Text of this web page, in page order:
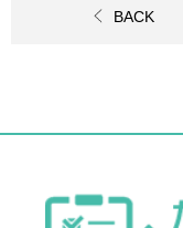
BACK